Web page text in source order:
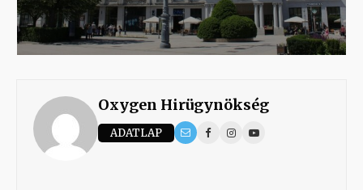
Oxygen Hirügynökség
ADATLAP